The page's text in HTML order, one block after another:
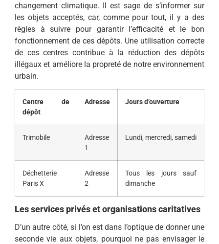
changement climatique. Il est sage de s’informer sur
les objets acceptés, car, comme pour tout, il y a des
règles à suivre pour garantir l’efficacité et le bon
fonctionnement de ces dépôts. Une utilisation correcte
de ces centres contribue à la réduction des dépôts
illégaux et améliore la propreté de notre environnement
urbain.
Centre de
dépôt
Adresse Jours d’ouverture
Trimobile
Adresse
1
Lundi, mercredi, samedi
Déchetterie
Paris X
Adresse
2
Tous les jours sauf
dimanche
Les services privés et organisations caritatives
D’un autre côté, si l’on est dans l’optique de donner une
seconde vie aux objets, pourquoi ne pas envisager le